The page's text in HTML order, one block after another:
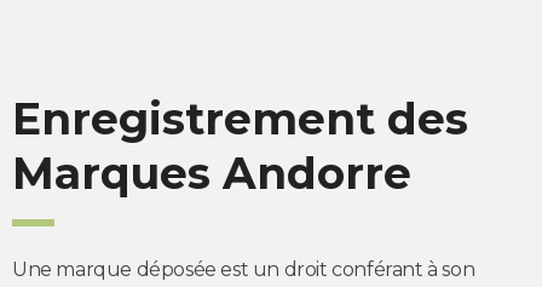
Enregistrement des
Marques Andorre
Une marque déposée est un droit conférant à son